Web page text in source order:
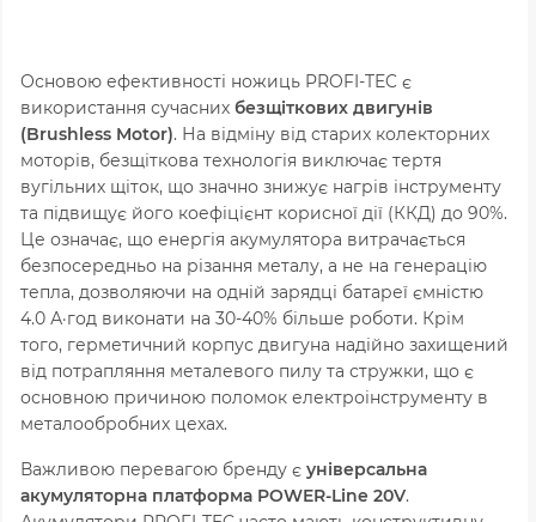
Основою ефективності ножиць PROFI-TEC є
використання сучасних безщіткових двигунів
(Brushless Motor). На відміну від старих колекторних
моторів, безщіткова технологія виключає тертя
вугільних щіток, що значно знижує нагрів інструменту
та підвищує його коефіцієнт корисної дії (ККД) до 90%.
Це означає, що енергія акумулятора витрачається
безпосередньо на різання металу, а не на генерацію
тепла, дозволяючи на одній зарядці батареї ємністю
4.0 А·год виконати на 30-40% більше роботи. Крім
того, герметичний корпус двигуна надійно захищений
від потрапляння металевого пилу та стружки, що є
основною причиною поломок електроінструменту в
металообробних цехах.
Важливою перевагою бренду є універсальна
акумуляторна платформа POWER-Line 20V.